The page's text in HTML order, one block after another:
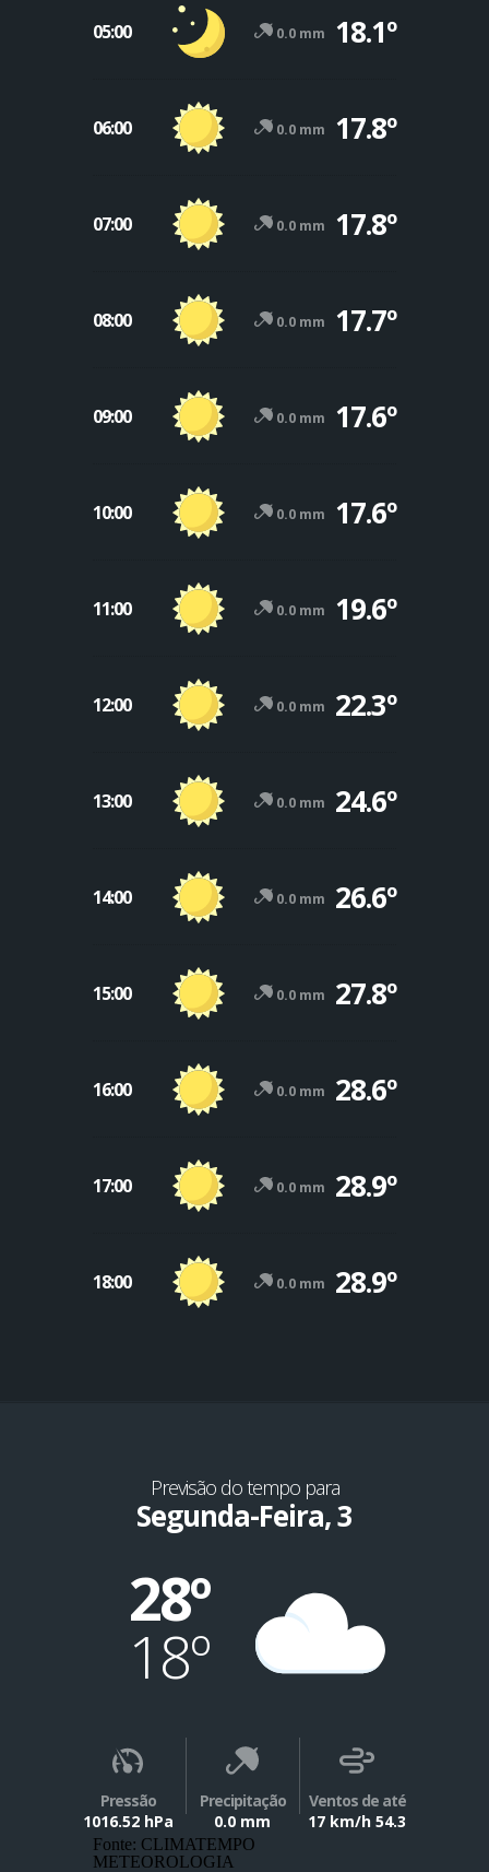
05:00 0.0 mm 18.1º
06:00 0.0 mm 17.8º
07:00 0.0 mm 17.8º
08:00 0.0 mm 17.7º
09:00 0.0 mm 17.6º
10:00 0.0 mm 17.6º
11:00 0.0 mm 19.6º
12:00 0.0 mm 22.3º
13:00 0.0 mm 24.6º
14:00 0.0 mm 26.6º
15:00 0.0 mm 27.8º
16:00 0.0 mm 28.6º
17:00 0.0 mm 28.9º
18:00 0.0 mm 28.9º
Previsão do tempo para
Segunda-Feira, 3
28º
18º
Pressão
1016.52 hPa
Precipitação
0.0 mm
Ventos de até
17 km/h 54.3
Fonte: CLIMATEMPO
METEOROLOGIA